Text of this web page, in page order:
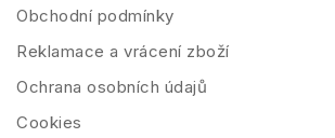
Obchodní podmínky
Reklamace a vrácení zboží
Ochrana osobních údajů
Cookies